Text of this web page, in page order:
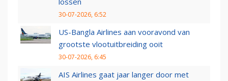
30-07-2026, 6:52
US-Bangla Airlines aan vooravond van
grootste vlootuitbreiding ooit
30-07-2026, 6:45
AIS Airlines gaat jaar langer door met